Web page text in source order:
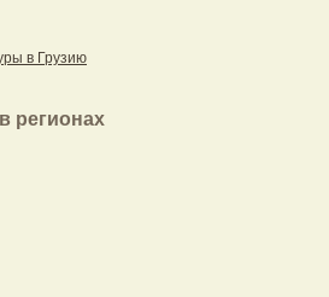
в Грузию
регионах